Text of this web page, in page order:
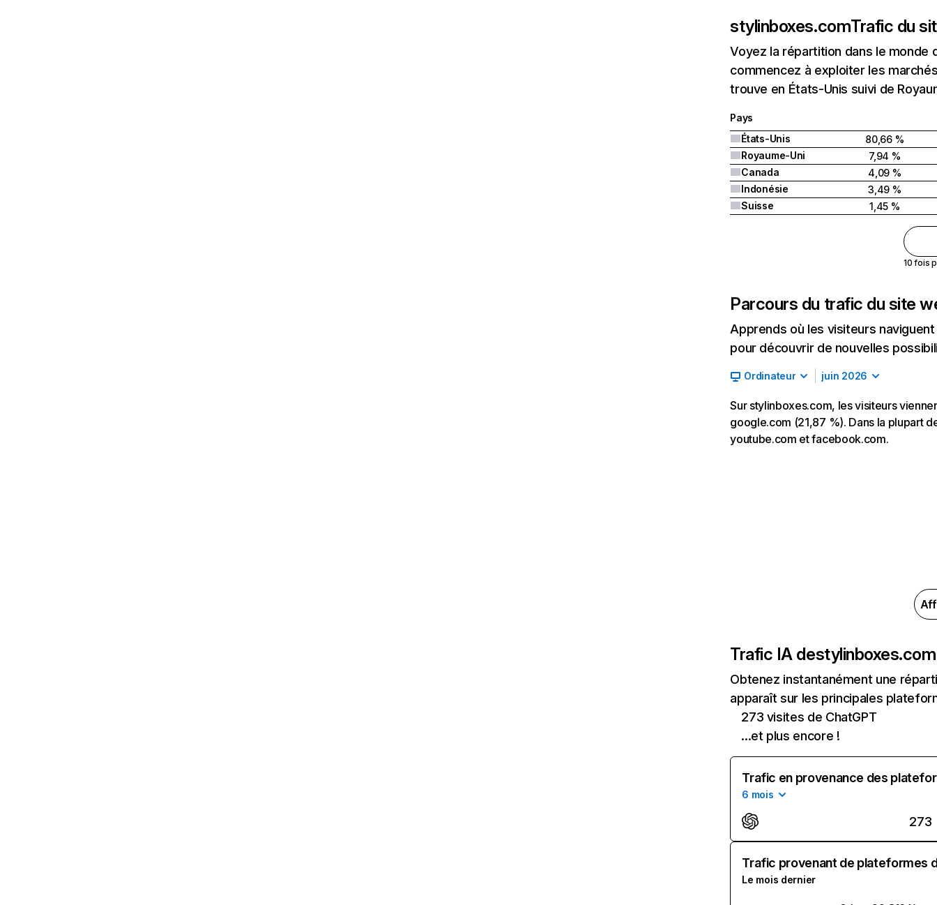
stylinboxes.comTrafic du
Voyez la répartition dans le
commencez à exploiter les
trouve en États-Unis suivi de
Pays
États-Unis
80,66 %
Royaume-Uni
7,94 %
Canada
4,09 %
Indonésie
3,49 %
Suisse
1,45 %
10 fois
Parcours du trafic du site
Apprends où les visiteurs
pour découvrir de nouvelles
Ordinateur juin 2026
Sur stylinboxes.com, les visiteurs
google.com (21,87 %). Dans la plupart
youtube.com et facebook.com.
Trafic IA destylinboxes.com
Obtenez instantanément une
apparaît sur les principales
273 visites de ChatGPT
...et plus encore !
Trafic en provenance des
6 mois
273
Trafic provenant de plateformes
Le mois dernier